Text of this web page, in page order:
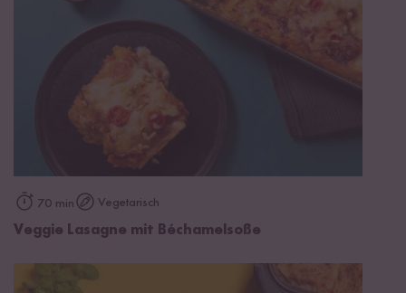
70 min Vegetarisch
Veggie Lasagne mit Béchamelsoße